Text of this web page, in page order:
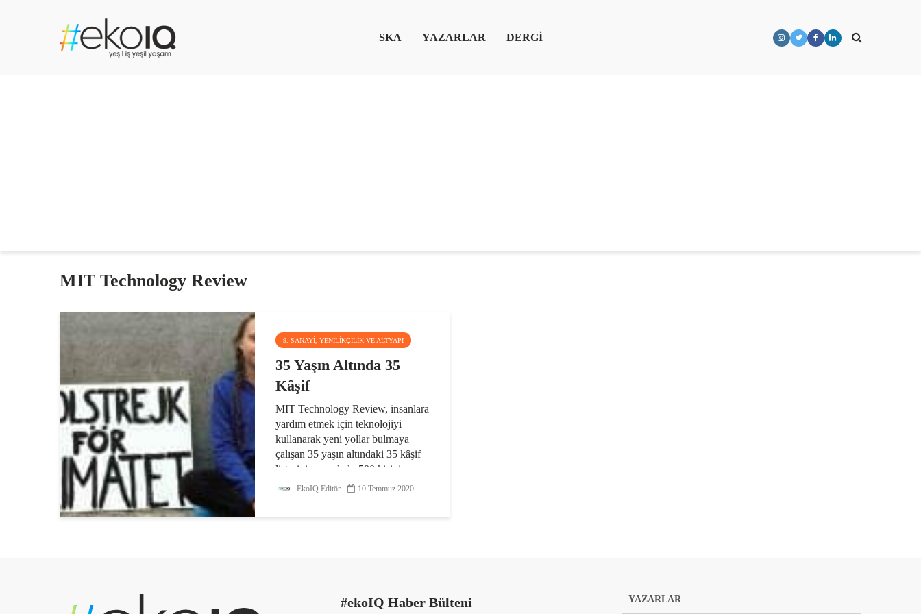
SKA YAZARLAR DERGİ
MIT Technology Review
9. SANAYI, YENILIKÇILIK VE ALTYAPI
35 Yaşın Altında 35
Kâşif
MIT Technology Review, insanlara
yardım etmek için teknolojiyi
kullanarak yeni yollar bulmaya
çalışan 35 yaşın altındaki 35 kâşif
listesini yayımladı. 500 kişinin
içinden seçilen son 20 yılın 35
EkoIQ Editör 10 Temmuz 2020
#ekoIQ Haber Bülteni YAZARLAR